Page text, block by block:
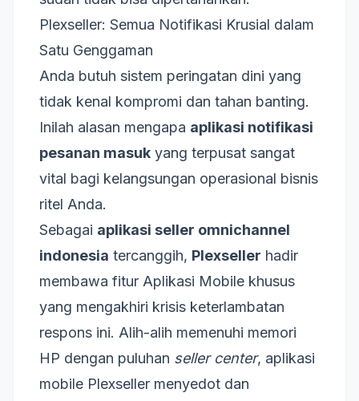
Plexseller: Semua Notifikasi Krusial dalam
Satu Genggaman
Anda butuh sistem peringatan dini yang
tidak kenal kompromi dan tahan banting.
Inilah alasan mengapa aplikasi notifikasi
pesanan masuk yang terpusat sangat
vital bagi kelangsungan operasional bisnis
ritel Anda.
Sebagai aplikasi seller omnichannel
indonesia tercanggih, Plexseller hadir
membawa fitur Aplikasi Mobile khusus
yang mengakhiri krisis keterlambatan
respons ini. Alih-alih memenuhi memori
HP dengan puluhan seller center, aplikasi
mobile Plexseller menyedot dan